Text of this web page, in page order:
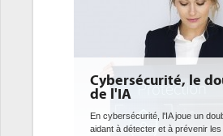
le double visage
l'IA joue un double rôle : le gentil en
à détecter et à prévenir les menaces, à